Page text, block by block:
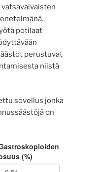
potilaat
perustuvat
niistä
sovellus jonka
on